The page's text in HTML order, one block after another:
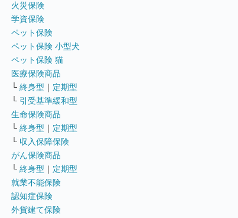
火災保険
学資保険
ペット保険
ペット保険 小型犬
ペット保険 猫
医療保険商品
└ 終身型 ｜ 定期型
└ 引受基準緩和型
生命保険商品
└ 終身型 ｜ 定期型
└ 収入保障保険
がん保険商品
└ 終身型 ｜ 定期型
就業不能保険
認知症保険
外貨建て保険